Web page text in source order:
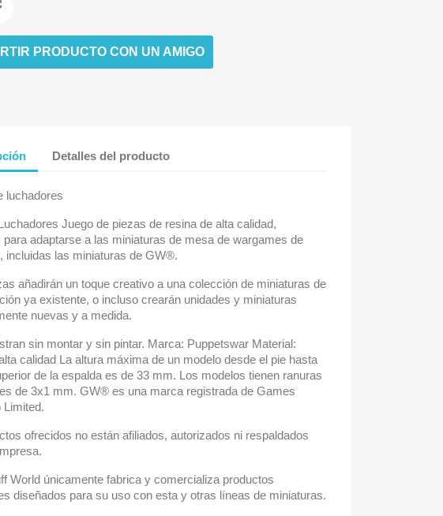
PRODUCTO CON UN AMIGO
Detalles del producto
luchadores
Juego de piezas de resina de alta calidad,
para adaptarse a las miniaturas de mesa de wargames de
incluidas las miniaturas de GW®.
añadirán un toque creativo a una colección de miniaturas de
ya existente, o incluso crearán unidades y miniaturas
nuevas y a medida.
sin montar y sin pintar. Marca: Puppetswar Material:
calidad La altura máxima de un modelo desde el pie hasta
de la espalda es de 33 mm. Los modelos tienen ranuras
de 3x1 mm. GW® es una marca registrada de Games
Limited.
ofrecidos no están afiliados, autorizados ni respaldados
World únicamente fabrica y comercializa productos
diseñados para su uso con esta y otras líneas de miniaturas.